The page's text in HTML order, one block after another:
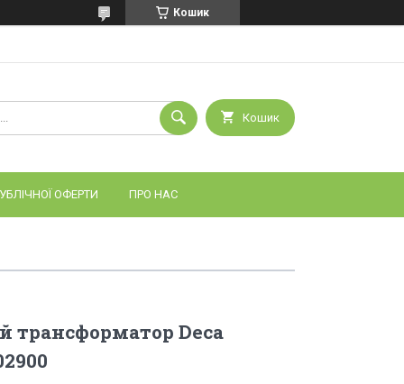
Кошик
Кошик
ОФЕРТИ ПРО НАС
трансформатор Deca